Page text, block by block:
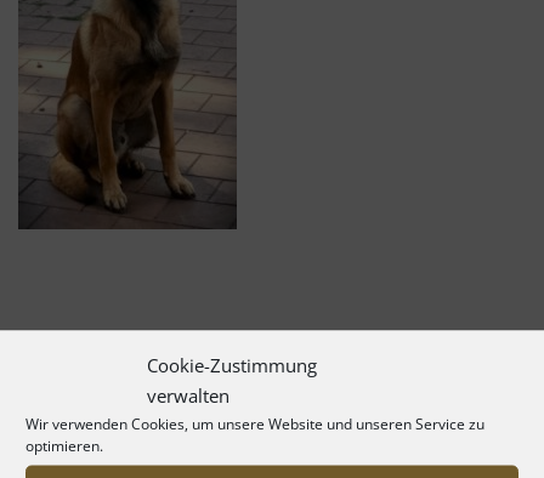
Cookie-Zustimmung
verwalten
Wir verwenden Cookies, um unsere Website und unseren Service zu
optimieren.